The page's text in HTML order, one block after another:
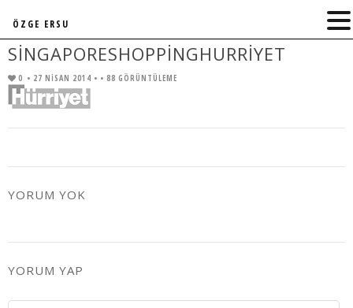
SINGAPORESHOPPINGHURRIYET
0 • 27 NISAN 2014 • • 88 GÖRÜNTÜLEME
YORUM YOK
YORUM YAP
ÖZGE ERSU